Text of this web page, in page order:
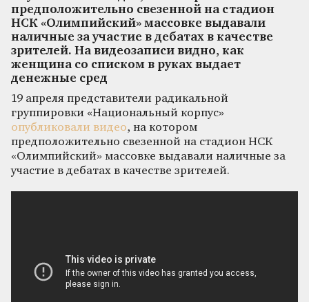
предположительно свезенной на стадион
НСК «Олимпийский» массовке выдавали
наличные за участие в дебатах в качестве
зрителей. На видеозаписи видно, как
женщина со списком в руках выдает
денежные сред
19 апреля представители радикальной
группировки «Национальный корпус»
опубликовали видео, на котором
предположительно свезенной на стадион НСК
«Олимпийский» массовке выдавали наличные за
участие в дебатах в качестве зрителей.